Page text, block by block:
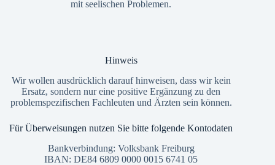
mit seelischen Problemen.
Hinweis
Wir wollen ausdrücklich darauf hinweisen, dass wir kein
Ersatz, sondern nur eine positive Ergänzung zu den
problemspezifischen Fachleuten und Ärzten sein können.
Für Überweisungen nutzen Sie bitte folgende Kontodaten
Bankverbindung: Volksbank Freiburg
IBAN: DE84 6809 0000 0015 6741 05